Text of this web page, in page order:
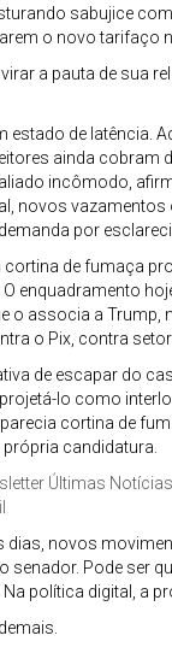
sabujice
o novo tarifaço
a pauta de sua
estado de latência.
ainda cobram
incômodo,
novos
por
cortina de fumaça
enquadramento
o associa a
o Pix, contra
de escapar do
projetá-lo como
parecia cortina de
candidatura.
Últimas
dias, novos
senador. Pode ser
política digital, a